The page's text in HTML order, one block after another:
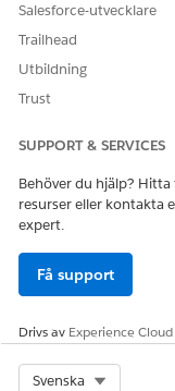
Denna mall
intag eller
egna flöden med
Salesforce-utvecklare
Trailhead
Utbildning
Trust
SUPPORT & SERVICES
Behöver du hjälp? Hitta
resurser eller kontakta
expert.
Få support
Drivs av Experience Cloud
Svenska